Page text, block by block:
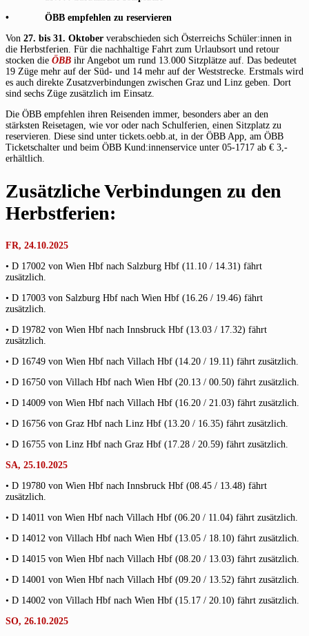
• ÖBB empfehlen zu reservieren
Von 27. bis 31. Oktober verabschieden sich Österreichs Schüler:innen in
die Herbstferien. Für die nachhaltige Fahrt zum Urlaubsort und retour
stocken die ÖBB ihr Angebot um rund 13.000 Sitzplätze auf. Das bedeutet
19 Züge mehr auf der Süd- und 14 mehr auf der Weststrecke. Erstmals wird
es auch direkte Zusatzverbindungen zwischen Graz und Linz geben. Dort
sind sechs Züge zusätzlich im Einsatz.
Die ÖBB empfehlen ihren Reisenden immer, besonders aber an den
stärksten Reisetagen, wie vor oder nach Schulferien, einen Sitzplatz zu
reservieren. Diese sind unter tickets.oebb.at, in der ÖBB App, am ÖBB
Ticketschalter und beim ÖBB Kund:innenservice unter 05-1717 ab € 3,-
erhältlich.
Zusätzliche Verbindungen zu den
Herbstferien:
FR, 24.10.2025
• D 17002 von Wien Hbf nach Salzburg Hbf (11.10 / 14.31) fährt
zusätzlich.
• D 17003 von Salzburg Hbf nach Wien Hbf (16.26 / 19.46) fährt
zusätzlich.
• D 19782 von Wien Hbf nach Innsbruck Hbf (13.03 / 17.32) fährt
zusätzlich.
• D 16749 von Wien Hbf nach Villach Hbf (14.20 / 19.11) fährt zusätzlich.
• D 16750 von Villach Hbf nach Wien Hbf (20.13 / 00.50) fährt zusätzlich.
• D 14009 von Wien Hbf nach Villach Hbf (16.20 / 21.03) fährt zusätzlich.
• D 16756 von Graz Hbf nach Linz Hbf (13.20 / 16.35) fährt zusätzlich.
• D 16755 von Linz Hbf nach Graz Hbf (17.28 / 20.59) fährt zusätzlich.
SA, 25.10.2025
• D 19780 von Wien Hbf nach Innsbruck Hbf (08.45 / 13.48) fährt
zusätzlich.
• D 14011 von Wien Hbf nach Villach Hbf (06.20 / 11.04) fährt zusätzlich.
• D 14012 von Villach Hbf nach Wien Hbf (13.05 / 18.10) fährt zusätzlich.
• D 14015 von Wien Hbf nach Villach Hbf (08.20 / 13.03) fährt zusätzlich.
• D 14001 von Wien Hbf nach Villach Hbf (09.20 / 13.52) fährt zusätzlich.
• D 14002 von Villach Hbf nach Wien Hbf (15.17 / 20.10) fährt zusätzlich.
SO, 26.10.2025